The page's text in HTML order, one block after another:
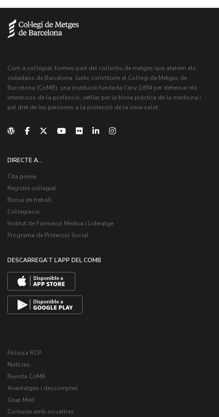
Com a col·legiat, formes part del col·lectiu de metges que atenem els
ciutadans de Barcelona. Junts constituïm el Col·legi de Metges de
Barcelona (CoMB), una institució fundada l'any 1894 per defensar els
interessos de la professió, vetllar per la bona pràctica de la medicina i
pel dret de les persones a la protecció de la seva salut.
DIRECTE A...
Cita prèvia
Registre col·legial
Borsa de treball
Col·legiació
Institut de Formació Mèdica i Lideratge
Programa de Protecció Social
DESCARREGA’T L’APP DEL COMB
Pòlissa RCP
Notícies
Revista CoMB
Avantatges i descomptes
Grup Med
Contacte amb nosaltres